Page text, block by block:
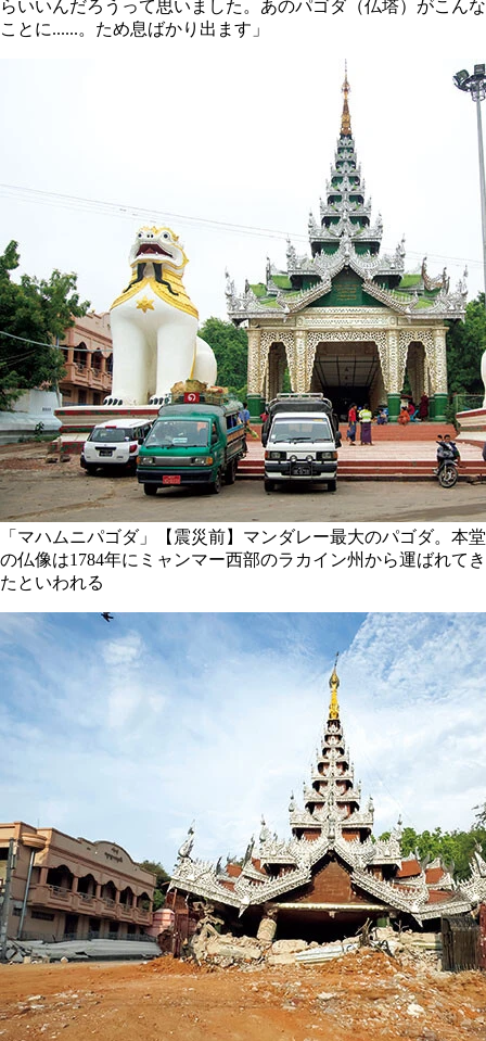
らいいんだろうって思いました。あのパゴダ（仏塔）がこんな
ことに......。ため息ばかり出ます」
「マハムニパゴダ」【震災前】マンダレー最大のパゴダ。本堂
の仏像は1784年にミャンマー西部のラカイン州から運ばれてき
たといわれる